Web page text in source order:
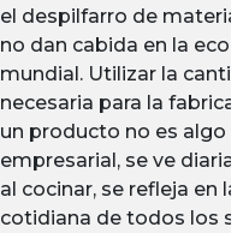
el despilfarro de materia
no dan cabida en la
mundial. Utilizar la
necesaria para la
un producto no es algo
empresarial, se ve
al cocinar, se refleja en la
cotidiana de todos los